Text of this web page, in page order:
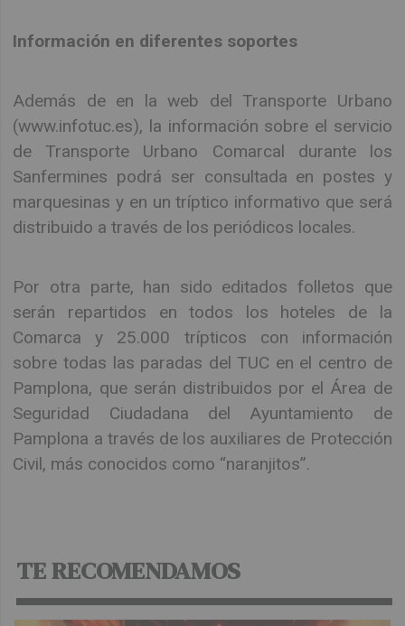
Información en diferentes soportes
Además de en la web del Transporte Urbano
(www.infotuc.es), la información sobre el servicio
de Transporte Urbano Comarcal durante los
Sanfermines podrá ser consultada en postes y
marquesinas y en un tríptico informativo que será
distribuido a través de los periódicos locales.
Por otra parte, han sido editados folletos que
serán repartidos en todos los hoteles de la
Comarca y 25.000 trípticos con información
sobre todas las paradas del TUC en el centro de
Pamplona, que serán distribuidos por el Área de
Seguridad Ciudadana del Ayuntamiento de
Pamplona a través de los auxiliares de Protección
Civil, más conocidos como “naranjitos”.
TE RECOMENDAMOS